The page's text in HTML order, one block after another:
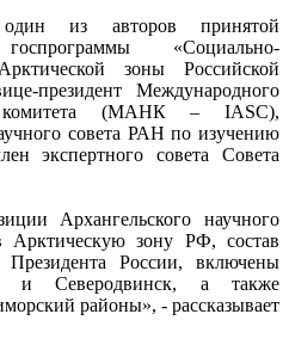
из авторов принятой
«Социально-
зоны Российской
президент Международного
комитета (МАНК – IASC),
совета РАН по изучению
экспертного совета Совета
Архангельского научного
зону РФ, состав
Президента России, включены
и Северодвинск, а также
районы», - рассказывает